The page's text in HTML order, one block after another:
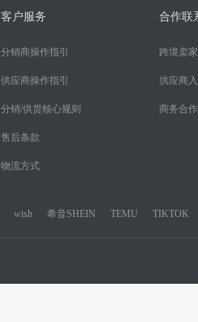
客户服务
分销商操作指引
供应商操作指引
分销/供货核心规则
售后条款
物流方式
合作联
跨境卖
供应商
商务合作
wish 希音SHEIN TEMU TIKTOK